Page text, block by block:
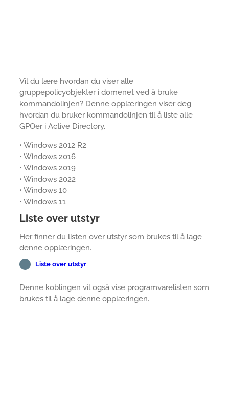
Vil du lære hvordan du viser alle
gruppepolicyobjekter i domenet ved å bruke
kommandolinjen? Denne opplæringen viser deg
hvordan du bruker kommandolinjen til å liste alle
GPOer i Active Directory.
• Windows 2012 R2
• Windows 2016
• Windows 2019
• Windows 2022
• Windows 10
• Windows 11
Liste over utstyr
Her finner du listen over utstyr som brukes til å lage
denne opplæringen.
Liste over utstyr
Denne koblingen vil også vise programvarelisten som
brukes til å lage denne opplæringen.